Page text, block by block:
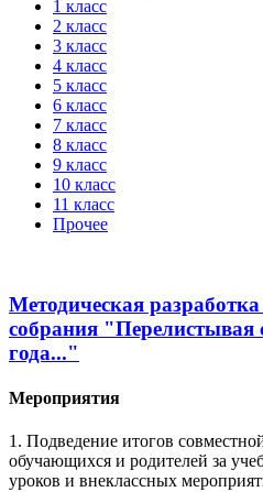
1 класс
2 класс
3 класс
4 класс
5 класс
6 класс
7 класс
8 класс
9 класс
10 класс
11 класс
Прочее
Методическая разработка
собрания "Перелистывая
года..."
Мероприятия
1. Подведение итогов
обучающихся и родителей за
уроков и внеклассных